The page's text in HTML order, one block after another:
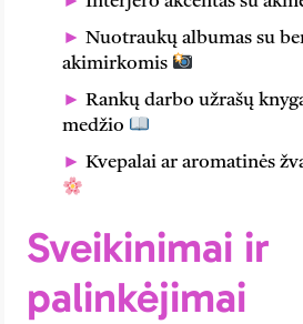
Nuotraukų albumas su
akimirkomis
Rankų darbo užrašų
medžio
Kvepalai ar aromatinės
Sveikinimai ir
palinkėjimai